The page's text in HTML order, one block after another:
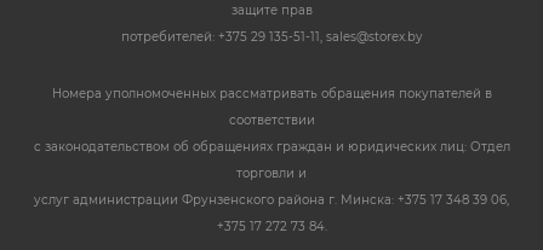
защите прав
потребителей: +375 29 135-51-11, sales@storex.by
Номера уполномоченных рассматривать обращения покупателей в
соответствии
с законодательством об обращениях граждан и юридических лиц: Отдел
торговли и
услуг администрации Фрунзенского района г. Минска: +375 17 348 39 06,
+375 17 272 73 84.